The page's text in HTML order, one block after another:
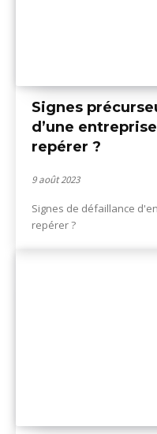
Signes
d’une
repérer ?
9 août 2023
Signes de défaillance
repérer ?